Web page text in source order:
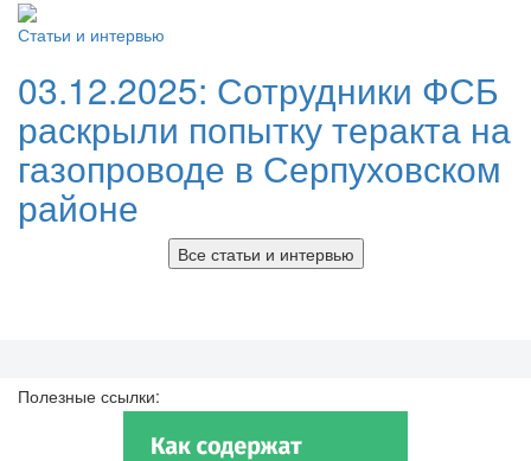
Статьи и интервью
03.12.2025: Сотрудники ФСБ
раскрыли попытку теракта на
газопроводе в Серпуховском
районе
Все статьи и интервью
Полезные ссылки: